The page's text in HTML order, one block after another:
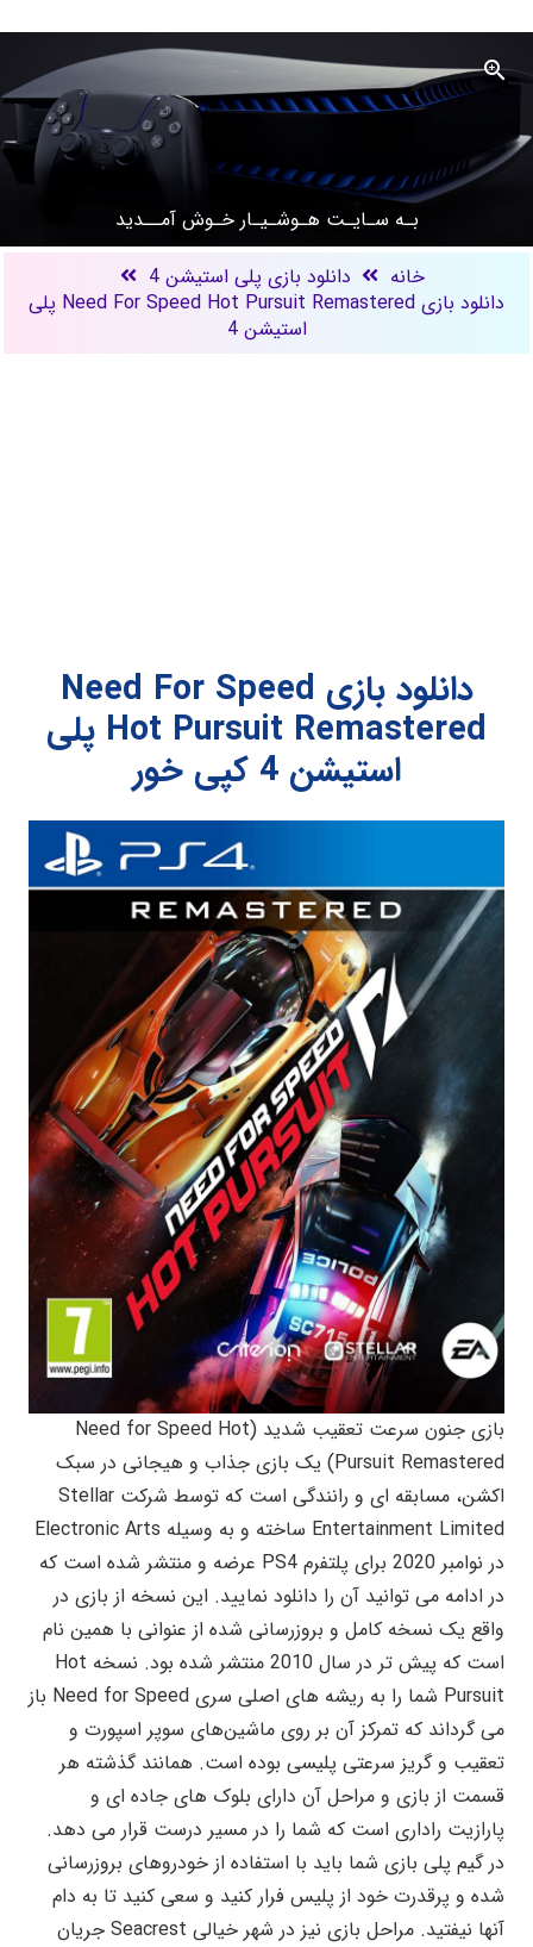
بـه سـایـت هـوشـیـار خـوش آمــدید
خانه
دانلود بازی پلی استیشن 4
دانلود بازی Need For Speed Hot Pursuit Remastered پلی
استیشن 4
دانلود بازی Need For Speed
Hot Pursuit Remastered پلی
استیشن 4 کپی خور
بازی جنون سرعت تعقیب شدید (Need for Speed Hot
Pursuit Remastered) یک بازی جذاب و هیجانی در سبک
اکشن، مسابقه ای و رانندگی است که توسط شرکت Stellar
Entertainment Limited ساخته و به وسیله Electronic Arts
در نوامبر 2020 برای پلتفرم PS4 عرضه و منتشر شده است که
در ادامه می توانید آن را دانلود نمایید. این نسخه از بازی در
واقع یک نسخه کامل و بروزرسانی شده از عنوانی با همین نام
است که پیش تر در سال 2010 منتشر شده بود. نسخه Hot
Pursuit شما را به ریشه های اصلی سری Need for Speed باز
می گرداند که تمرکز آن بر روی ماشین‌های سوپر اسپورت و
تعقیب و گریز سرعتی پلیسی بوده است. همانند گذشته هر
قسمت از بازی و مراحل آن دارای بلوک های جاده ای و
پارازیت راداری است که شما را در مسیر درست قرار می دهد.
در گیم پلی بازی شما باید با استفاده از خودروهای بروزرسانی
شده و پرقدرت خود از پلیس فرار کنید و سعی کنید تا به دام
آنها نیفتید. مراحل بازی نیز در شهر خیالی Seacrest جریان